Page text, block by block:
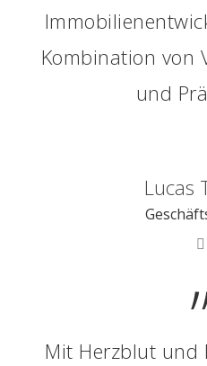
Kombination von
und
Lucas
Mit Herzblut und